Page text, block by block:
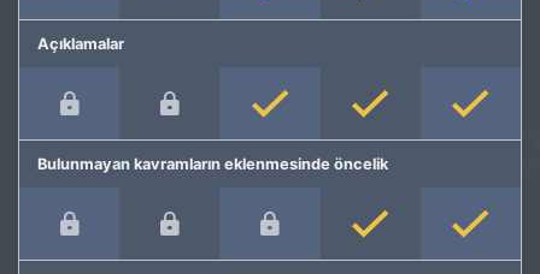
Açıklamalar
Bulunmayan kavramların eklenmesinde öncelik